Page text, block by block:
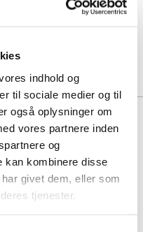
indhold og
til sociale medier og til
også oplysninger om
vores partnere inden
og
kan kombinere disse
givet dem, eller som
tjenester.